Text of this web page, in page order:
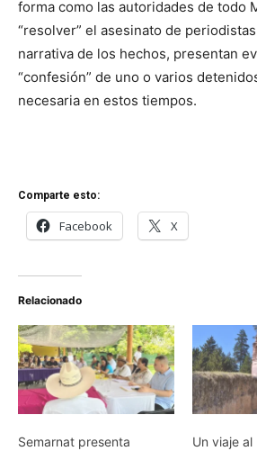
forma como las autoridades de todo
“resolver” el asesinato de
narrativa de los hechos, presentan
“confesión” de uno o varios
necesaria en estos tiempos.
Comparte esto:
Facebook X
Relacionado
Semarnat presenta
Un viaje